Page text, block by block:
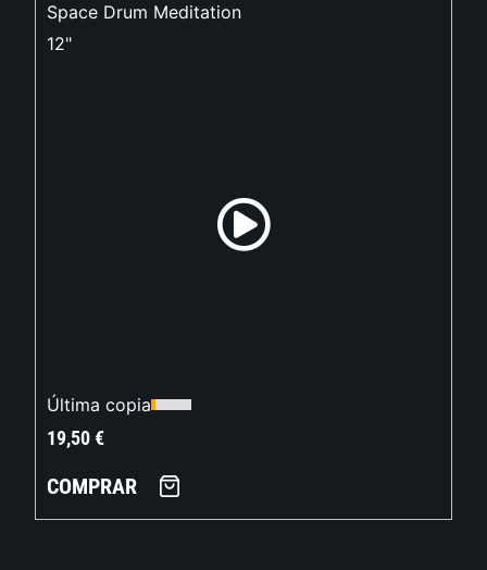
Space Drum Meditation
12"
Última copia
19,50€
COMPRAR